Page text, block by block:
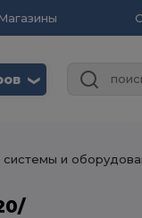
Магазины
❮
и